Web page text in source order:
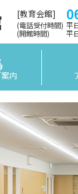
[教育会館]
(電話受付時間) 平
(開館時間)
平
内